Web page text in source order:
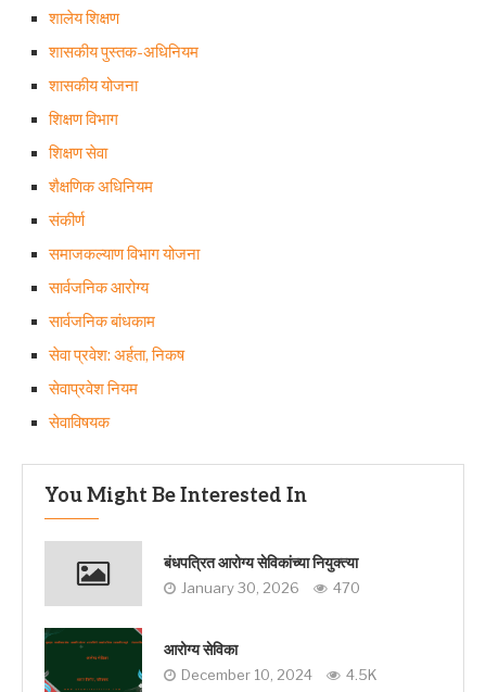
शालेय शिक्षण
शासकीय पुस्तक-अधिनियम
शासकीय योजना
शिक्षण विभाग
शिक्षण सेवा
शैक्षणिक अधिनियम
संकीर्ण
समाजकल्याण विभाग योजना
सार्वजनिक आरोग्य
सार्वजनिक बांधकाम
सेवा प्रवेश: अर्हता, निकष
सेवाप्रवेश नियम
सेवाविषयक
You Might Be Interested In
बंधपत्रित आरोग्य सेविकांच्या नियुक्त्या
January 30, 2026 470
आरोग्य सेविका
December 10, 2024 4.5K